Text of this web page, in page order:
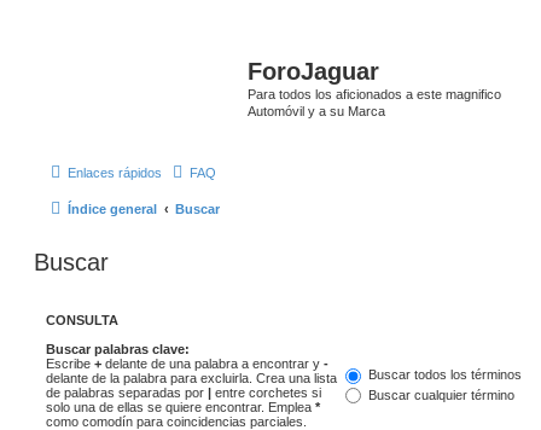
ForoJaguar
Para todos los aficionados a este magnifico
Automóvil y a su Marca
Enlaces rápidos FAQ
Índice general Buscar
Buscar
CONSULTA
Buscar palabras clave:
Escribe + delante de una palabra a encontrar y -
delante de la palabra para excluirla. Crea una lista
de palabras separadas por | entre corchetes si
solo una de ellas se quiere encontrar. Emplea *
como comodín para coincidencias parciales.
Buscar todos los términos
Buscar cualquier término